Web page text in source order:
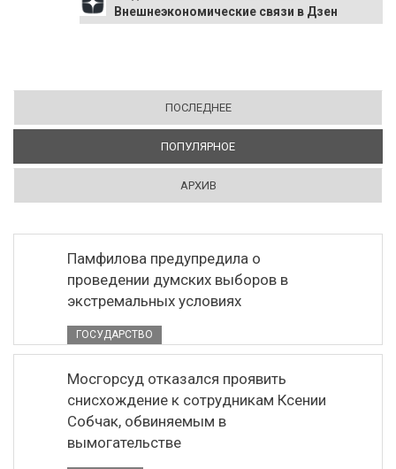
Внешнеэкономические связи в Дзен
ПОСЛЕДНЕЕ
ПОПУЛЯРНОЕ
АРХИВ
Памфилова предупредила о
проведении думских выборов в
экстремальных условиях
ГОСУДАРСТВО
Мосгорсуд отказался проявить
снисхождение к сотрудникам Ксении
Собчак, обвиняемым в
вымогательстве